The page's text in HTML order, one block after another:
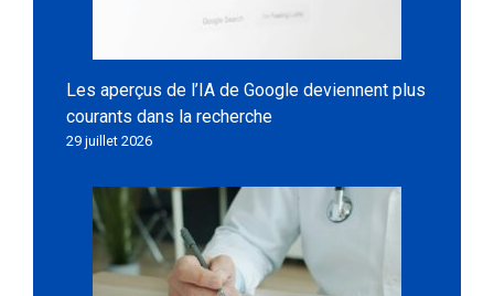
Les aperçus de l’IA de Google deviennent plus
courants dans la recherche
29 juillet 2026